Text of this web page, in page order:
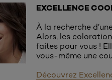
EXCELLENCE
À la recherche
Alors, les
faites pour vous !
vous-même une
Découvrez